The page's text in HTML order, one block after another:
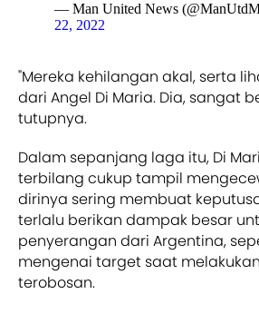
— Man United News
22, 2022
"Mereka kehilangan akal, serta
dari Angel Di Maria. Dia, sangat
tutupnya.
Dalam sepanjang laga itu, Di
terbilang cukup tampil
dirinya sering membuat
terlalu berikan dampak besar
penyerangan dari Argentina,
mengenai target saat
terobosan.